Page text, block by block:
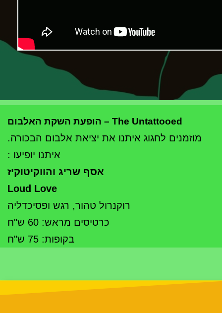
The Untattooed – הופעת השקת האלבום
מוזמנים לחגוג איתנו את יציאת אלבום הבכורה.
איתנו יופיעו :
אסף שריג והווקיטוקיז
Loud Love
רוקנרול טהור, רגש ופסיכדליה
כרטיסים מראש: 60 ש"ח
בקופות: 75 ש"ח